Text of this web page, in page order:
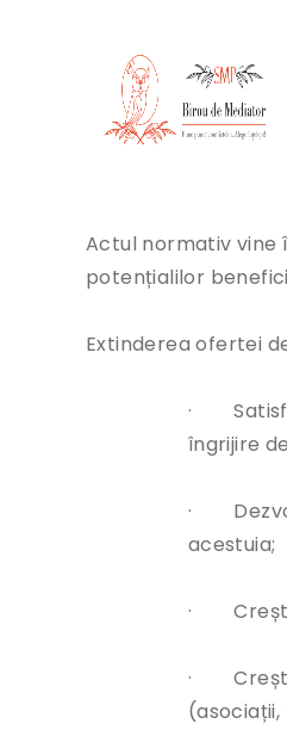
Actul normativ vine
potențialilor
Extinderea ofertei
·
îngrijire
·
acestuia;
·
·